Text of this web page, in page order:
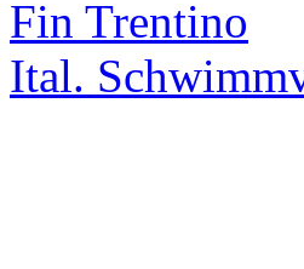
Fin Trentino
Ital.